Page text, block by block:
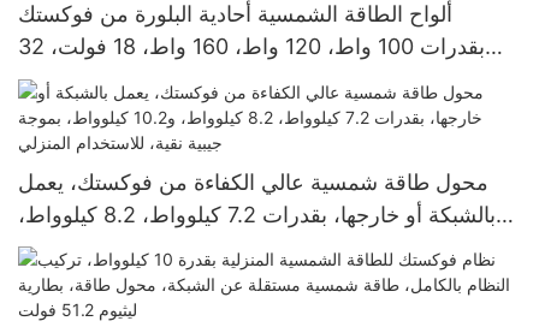
ألواح الطاقة الشمسية أحادية البلورة من فوكستك
بقدرات 100 واط، 120 واط، 160 واط، 18 فولت، 32
خلية، للأنظمة المنزلية
محول طاقة شمسية عالي الكفاءة من فوكستك، يعمل
بالشبكة أو خارجها، بقدرات 7.2 كيلوواط، 8.2 كيلوواط،
و10.2 كيلوواط، بموجة جيبية نقية، للاستخدام المنزلي